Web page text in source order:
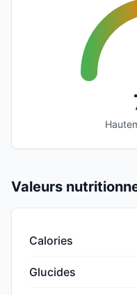
Valeurs
Calories
Glucides